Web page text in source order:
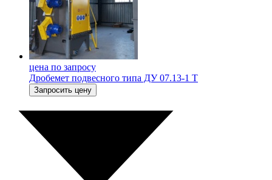
цена по запросу
Дробемет подвесного типа ДУ 07.13-1 Т
Запросить цену